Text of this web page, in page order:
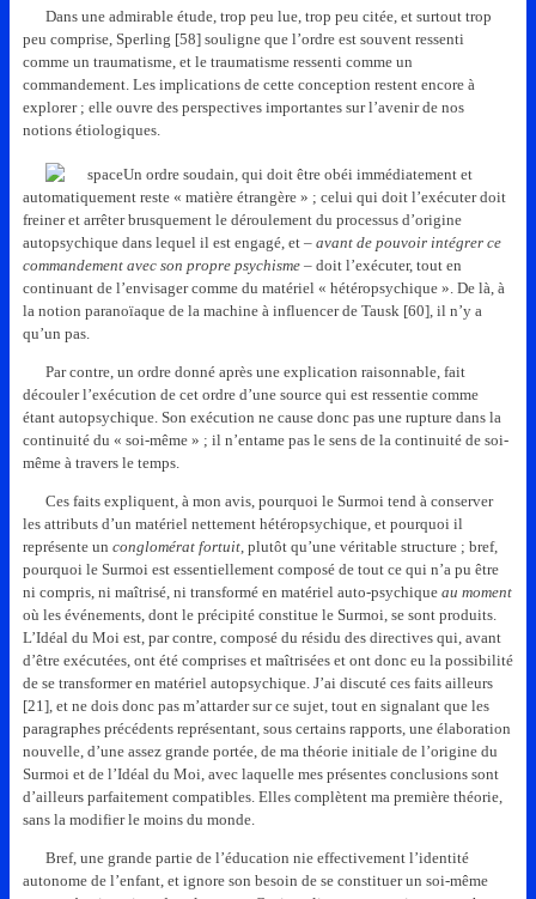
Dans une admirable étude, trop peu lue, trop peu citée, et surtout trop
peu comprise, Sperling [58] souligne que l’ordre est souvent ressenti
comme un traumatisme, et le traumatisme ressenti comme un
commandement. Les implications de cette conception restent encore à
explorer ; elle ouvre des perspectives importantes sur l’avenir de nos
notions étiologiques.
Un ordre soudain, qui doit être obéi immédiatement et
automatiquement reste « matière étrangère » ; celui qui doit l’exécuter doit
freiner et arrêter brusquement le déroulement du processus d’origine
autopsychique dans lequel il est engagé, et – avant de pouvoir intégrer ce
commandement avec son propre psychisme – doit l’exécuter, tout en
continuant de l’envisager comme du matériel « hétéropsychique ». De là, à
la notion paranoïaque de la machine à influencer de Tausk [60], il n’y a
qu’un pas.
Par contre, un ordre donné après une explication raisonnable, fait
découler l’exécution de cet ordre d’une source qui est ressentie comme
étant autopsychique. Son exécution ne cause donc pas une rupture dans la
continuité du « soi-même » ; il n’entame pas le sens de la continuité de soi-
même à travers le temps.
Ces faits expliquent, à mon avis, pourquoi le Surmoi tend à conserver
les attributs d’un matériel nettement hétéropsychique, et pourquoi il
représente un conglomérat fortuit, plutôt qu’une véritable structure ; bref,
pourquoi le Surmoi est essentiellement composé de tout ce qui n’a pu être
ni compris, ni maîtrisé, ni transformé en matériel auto-psychique au moment
où les événements, dont le précipité constitue le Surmoi, se sont produits.
L’Idéal du Moi est, par contre, composé du résidu des directives qui, avant
d’être exécutées, ont été comprises et maîtrisées et ont donc eu la possibilité
de se transformer en matériel autopsychique. J’ai discuté ces faits ailleurs
[21], et ne dois donc pas m’attarder sur ce sujet, tout en signalant que les
paragraphes précédents représentant, sous certains rapports, une élaboration
nouvelle, d’une assez grande portée, de ma théorie initiale de l’origine du
Surmoi et de l’Idéal du Moi, avec laquelle mes présentes conclusions sont
d’ailleurs parfaitement compatibles. Elles complètent ma première théorie,
sans la modifier le moins du monde.
Bref, une grande partie de l’éducation nie effectivement l’identité
autonome de l’enfant, et ignore son besoin de se constituer un soi-même